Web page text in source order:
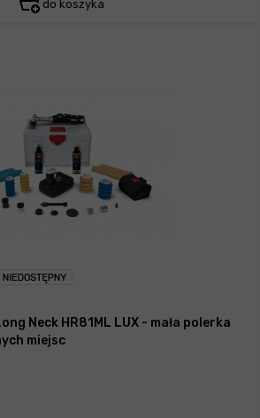
do koszyka
Neck HR81ML LUX - mała polerka
miejsc